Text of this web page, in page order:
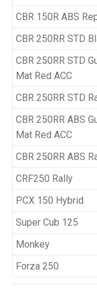
CBR 150R ABS
CBR 250RR STD
CBR 250RR STD
Mat Red ACC
CBR 250RR STD
CBR 250RR ABS
Mat Red ACC
CBR 250RR ABS
CRF250 Rally
PCX 150 Hybrid
Super Cub 125
Monkey
Forza 250